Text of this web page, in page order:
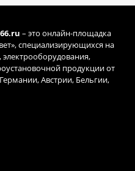
– это онлайн-площадка
специализирующихся на
продукции от
Австрии, Бельгии,